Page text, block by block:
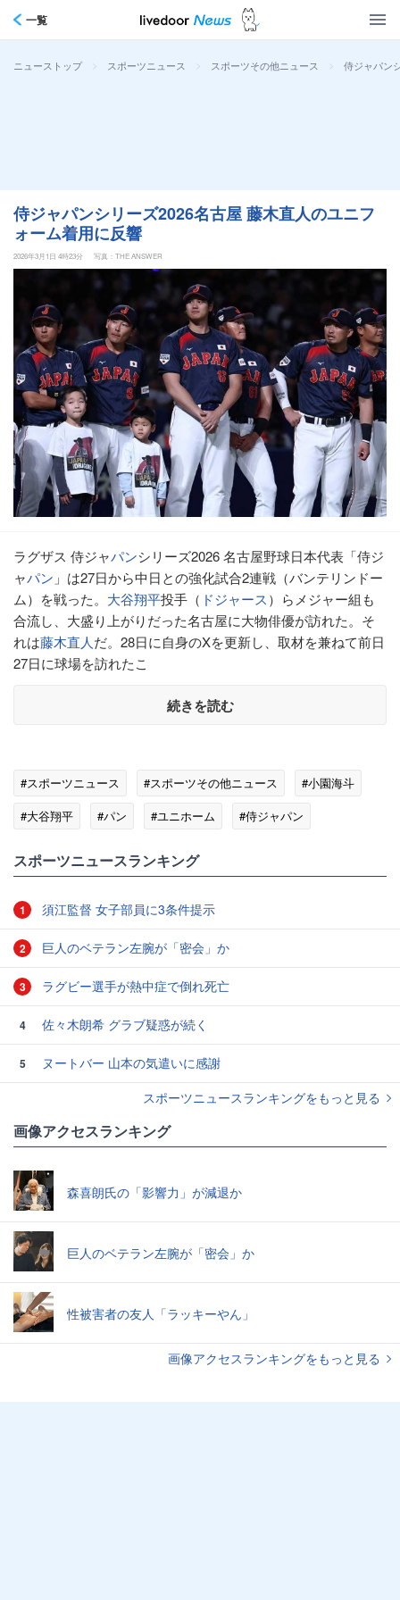
一覧
ニューストップ > スポーツニュース > スポーツその他ニュース > 侍ジャパン
侍ジャパンシリーズ2026名古屋 藤木直人のユニフ
ォーム着用に反響
2026年3月1日 4時23分 写真：THE ANSWER
ラグザス 侍ジャパンシリーズ2026 名古屋野球日本代表「侍ジ
ャパン 」は27日から中日との強化試合2連戦（バンテリンドー
ム）を戦った。 大谷翔平投手（ ドジャース）らメジャー組も
合流し、大盛り上がりだった名古屋に大物俳優が訪れた。そ
れは藤木直人だ。28日に自身のXを更新し、取材を兼ねて前日
27日に球場を訪れたこ
続きを読む
#スポーツニュース #スポーツその他ニュース
#小園海斗
#大谷翔平
#パン #ユニホーム
#侍ジャパン
スポーツニュースランキング
1 須江監督 女子部員に3条件提示
2 巨人のベテラン左腕が「密会」か
3 ラグビー選手が熱中症で倒れ死亡
4 佐々木朗希 グラブ疑惑が続く
5
ヌートバー 山本の気遣いに感謝
スポーツニュースランキングをもっと見る
画像アクセスランキング
森喜朗氏の「影響力」が減退か
巨人のベテラン左腕が「密会」か
性被害者の友人「ラッキーやん」
画像アクセスランキングをもっと見る